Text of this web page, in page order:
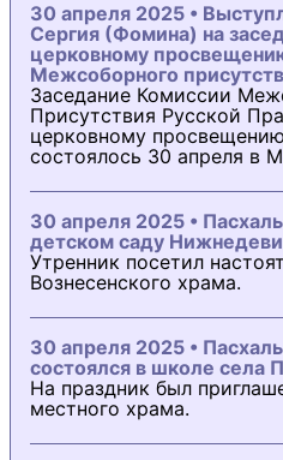
30 апреля 2025 •
Сергия (Фомина) на
церковному
Межсоборного
Заседание Комиссии
Присутствия Русской
церковному
состоялось 30 апреля в
30 апреля 2025 •
детском саду
Утренник посетил
Вознесенского храма.
30 апреля 2025 •
состоялся в школе села
На праздник был
местного храма.